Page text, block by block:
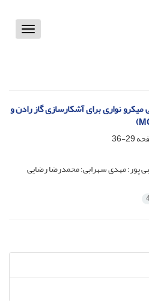
Toggle
نواری برای آشکارسازی گاز رادن و
29-36
پور؛ مهدی سهرابی؛ محمدرضا رضایی